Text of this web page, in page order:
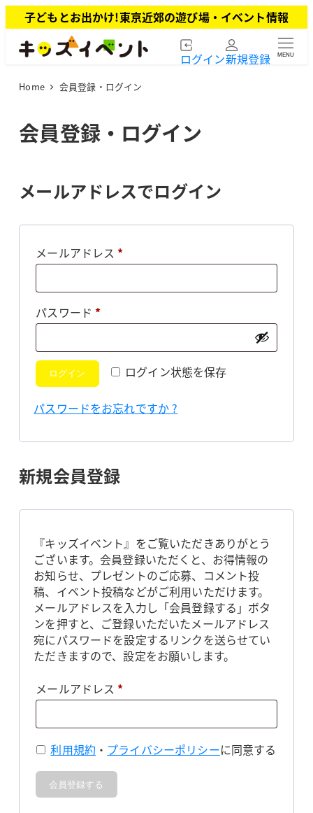
イ
子どもとお出かけ!東京近郊の遊び場・イベント情報
ログイン新規登録 MENU
Home 会員登録・ログイン
会員登録・ログイン
メールアドレスでログイン
メールアドレス *必
パスワード *必
ログイン状態を保存
ログイン
パスワードをお忘れですか ?
新規会員登録
『キッズイベント』をご覧いただきありがとう
ございます。会員登録いただくと、お得情報の
お知らせ、プレゼントのご応募、コメント投
稿、イベント投稿などがご利用いただけます。
メールアドレスを入力し「会員登録する」ボタ
ンを押すと、ご登録いただいたメールアドレス
宛にパスワードを設定するリンクを送らせてい
ただきますので、設定をお願いします。
メールアドレス *必
利用規約 ・ プライバシーポリシーに同意する
会員登録する